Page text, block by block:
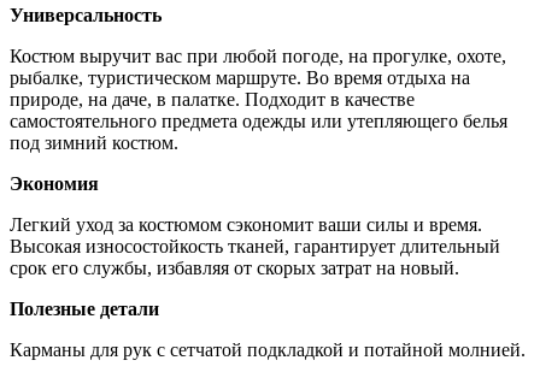
Универсальность
Костюм выручит вас при любой погоде, на прогулке, охоте,
рыбалке, туристическом маршруте. Во время отдыха на
природе, на даче, в палатке. Подходит в качестве
самостоятельного предмета одежды или утепляющего белья
под зимний костюм.
Экономия
Легкий уход за костюмом сэкономит ваши силы и время.
Высокая износостойкость тканей, гарантирует длительный
срок его службы, избавляя от скорых затрат на новый.
Полезные детали
Карманы для рук с сетчатой подкладкой и потайной молнией.